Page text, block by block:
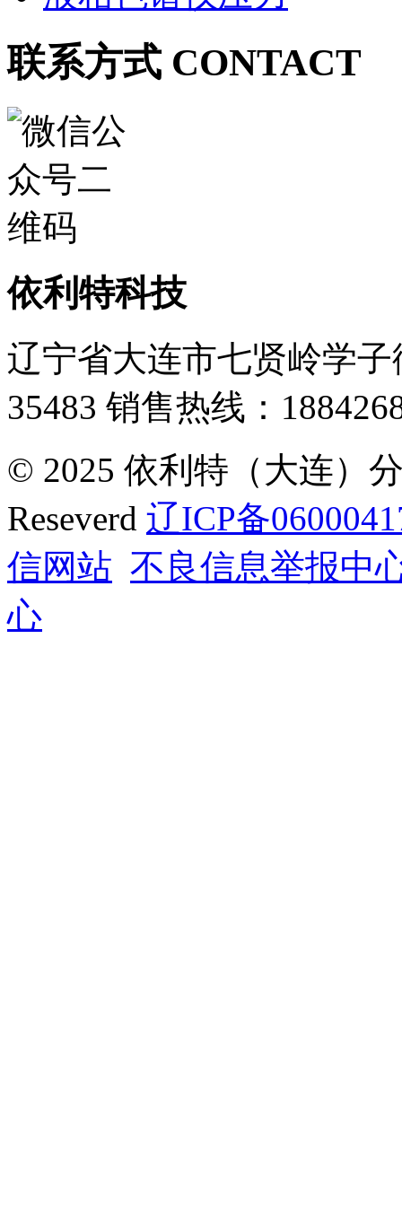
联系方式 CONTACT
依利特科技
辽宁省大连市七贤岭学子
35483 销售热线：
© 2025 依利特（大连）
Reseverd 辽ICP备
信网站 不良信息举报中
心